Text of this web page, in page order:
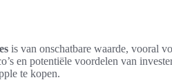
is van onschatbare waarde, vooral
en potentiële voordelen van
te kopen.